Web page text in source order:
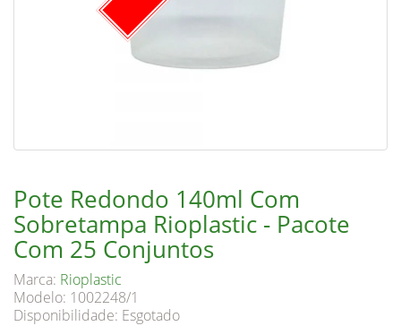
Pote Redondo 140ml Com
Sobretampa Rioplastic - Pacote
Com 25 Conjuntos
Marca: Rioplastic
Modelo: 1002248/1
Disponibilidade: Esgotado